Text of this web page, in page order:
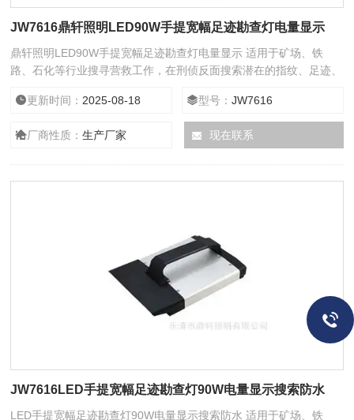
JW7616鼎轩照明LED90W手提宽幅足迹勘查灯电量显示
鼎轩照明LED90W手提宽幅足迹勘查灯电量显示 适用于矿场、铁
路、石化等行业搜寻营救工作，在刑侦反面搜索潜在的指纹、足迹、
更新时间： 2025-08-18 型号：JW7616
厂商性质：生产厂家 现在联系
JW7616LED手提宽幅足迹勘查灯90W电量显示搜索防水
LED手提宽幅足迹勘查灯90W电量显示搜索防水 适用于矿场、铁